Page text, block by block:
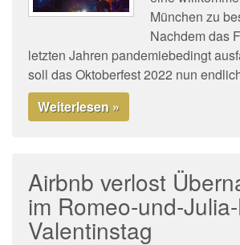
München zu
Nachdem das
letzten Jahren pandemiebedingt
soll das Oktoberfest 2022 nun
Weiterlesen »
Airbnb verlost
im Romeo-und-
Valentinstag